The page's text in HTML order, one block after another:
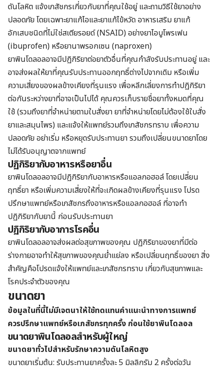
ดันโลหิต แจ้งเภสัชกรเกี่ยวกับยาที่คุณใช้อยู่ และถามวิธีใช้ยาอย่าง
ปลอดภัย โดยเฉพาะยาแก้ไอและยาแก้ไข้หวัด อาหารเสริม ยาแก้
อักเสบชนิดที่ไม่ใช่สเตียรอยด์ (NSAID) อย่างยาไอบูโพรเฟน
(ibuprofen) หรือยานาพรอกเซน (naproxen)
ยาพินโดลอลอาจมีปฏิกิริยาต่อยาตัวอื่นที่คุณกำลังรับประทานอยู่ และ
อาจส่งผลให้ยาที่คุณรับประทานออกฤทธิ์ต่างไปจากเดิม หรือเพิ่ม
ความเสี่ยงของผลข้างเคียงที่รุนแรง เพื่อหลีกเลี่ยงการทำปฏิกิริยา
ต่อกันระหว่างยาที่อาจเป็นไปได้ คุณควรเก็บรายชื่อยาทั้งหมดที่คุณ
ใช้ (รวมถึงยาที่จำหน่ายตามใบสั่งยา ยาที่จำหน่ายโดยไม่ต้องใช้ใบสั่ง
ยาและสมุนไพร) และแจ้งให้แพทย์รวมถึงเภสัชกรทราบ เพื่อความ
ปลอดภัย อย่าเริ่ม หรือหยุดรับประทานยา รวมถึงเปลี่ยนขนาดยาโดย
ไม่ได้รับอนุญาตจากแพทย์
ปฏิกิริยากับอาหารหรือยาอื่น
ยาพินโดลอลอาจมีปฏิกิริยากับอาหารหรือแอลกอฮอล์ โดยเปลี่ยน
ฤทธิ์ยา หรือเพิ่มความเสี่ยงให้ที่จะเกิดผลข้างเคียงที่รุนแรง โปรด
ปรึกษาแพทย์หรือเภสัชกรถึงอาหารหรือแอลกอฮอล์ ที่อาจทำ
ปฏิกิริยากับยานี้ ก่อนรับประทานยา
ปฏิกิริยากับอาการโรคอื่น
ยาพินโดลอลอาจส่งผลต่อสุขภาพของคุณ ปฏิกิริยาของยาที่มีต่อ
ร่างกายอาจทำให้สุขภาพของคุณย่ำแย่ลง หรือเปลี่ยนฤทธิ์ของยา สิ่ง
สำคัญคือโปรดแจ้งให้แพทย์และเภสัชกรทราบ เกี่ยวกับสุขภาพและ
โรคประจำตัวของคุณ
ขนาดยา
ข้อมูลในที่นี้ไม่มีเจตนาให้ใช้ทดแทนคำแนะนำทางการแพทย์
ควรปรึกษาแพทย์หรือเภสัชกรทุกครั้ง ก่อนใช้ยาพินโดลอล
ขนาดยาพินโดลอลสำหรับผู้ใหญ่
ขนาดยาทั่วไปสำหรับรักษาความดันโลหิตสูง
ขนาดยาเริ่มต้น: รับประทานยาครั้งละ 5 มิลลิกรัม 2 ครั้งต่อวัน